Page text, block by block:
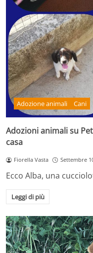
Adozione animali Cani
Adozioni animali su
casa
Fiorella Vasta Settembre
Ecco Alba, una
Leggi di più